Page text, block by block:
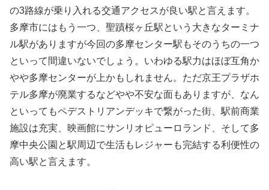
の3路線が乗り入れる交通アクセスが良い駅と言えます。
多摩市にはもう一つ、聖蹟桜ヶ丘駅という大きなターミナ
ル駅がありますが今回の多摩センター駅もそのうちの一つ
といって間違いないでしょう。いわゆる駅力はほぼ互角か
やや多摩センターが上かもしれません。ただ京王プラザホ
テル多摩が廃業するなどやや不安な面もありますが、なん
といってもペデストリアンデッキで繋がった街、駅前商業
施設は充実、映画館にサンリオピューロランド、そして多
摩中央公園と駅周辺で生活もレジャーも完結する利便性の
高い駅と言えます。